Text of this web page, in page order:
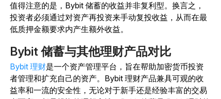
值得注意的是，Bybit 储蓄的收益并非复利型。换言之，
投资者必须通过对资产再投资来手动复投收益，从而在最
低质押金额要求内产生额外收益。
Bybit 储蓄与其他理财产品对比
Bybit 理财是一个资产管理平台，旨在帮助加密货币投资
者管理和扩充自己的资产。Bybit 理财产品兼具可观的收
益率和一流的安全性，无论对于新手还是经验丰富的交易